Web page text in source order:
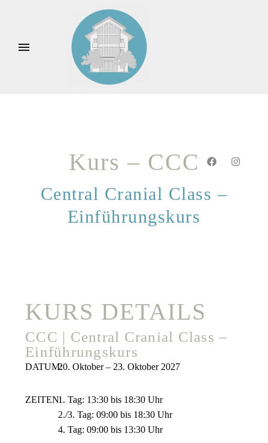
PhysiotherapeutInnen mit MT
Faszientherapie – Fasciapathie
MTFO Kombiausbildung
Kurs – CCC
Central Cranial Class –
Einführungskurs
KURS DETAILS
CCC | Central Cranial Class –
Einführungskurs
DATUM:20. Oktober – 23. Oktober 2027
ZEITEN:1. Tag: 13:30 bis 18:30 Uhr
2./3. Tag: 09:00 bis 18:30 Uhr
4. Tag: 09:00 bis 13:30 Uhr